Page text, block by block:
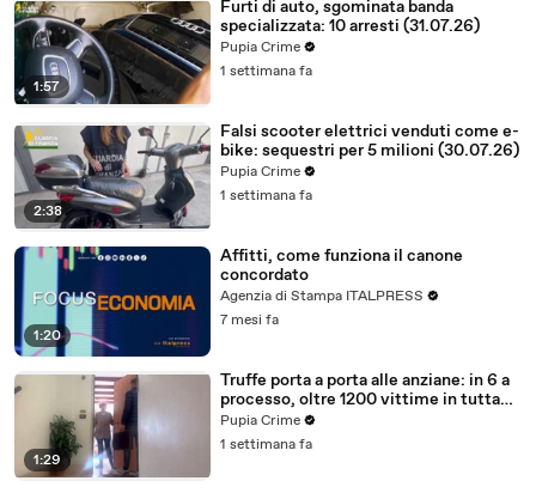
1:57
Furti di auto, sgominata banda
specializzata: 10 arresti (31.07.26)
Pupia Crime
1 settimana fa
2:38
Falsi scooter elettrici venduti come e-
bike: sequestri per 5 milioni (30.07.26)
Pupia Crime
1 settimana fa
1:20
Affitti, come funziona il canone
concordato
Agenzia di Stampa ITALPRESS
7 mesi fa
1:29
Truffe porta a porta alle anziane: in 6 a
processo, oltre 1200 vittime in tutta
Italia (30.07.26)
Pupia Crime
1 settimana fa